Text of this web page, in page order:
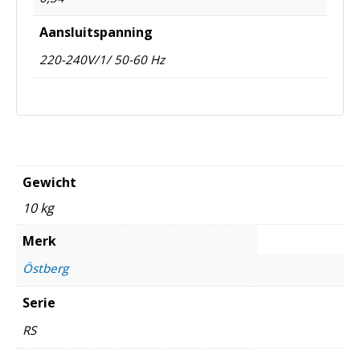
Aansluitspanning
220-240V/1/ 50-60 Hz
Gewicht
10 kg
Merk
Östberg
Serie
RS